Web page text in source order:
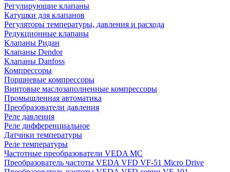
Регулирующие клапаны
Катушки для клапанов
Регуляторы температуры, давления и расхода
Редукционные клапаны
Клапаны Ридан
Клапаны Dendor
Клапаны Danfoss
Компрессоры
Поршневые компрессоры
Винтовые маслозаполненные компрессоры
Промышленная автоматика
Преобразователи давления
Реле давления
Реле дифференциальное
Датчики температуры
Реле температуры
Частотные преобразователи VEDA MC
Преобразователь частоты VEDA VFD VF-51 Micro Drive